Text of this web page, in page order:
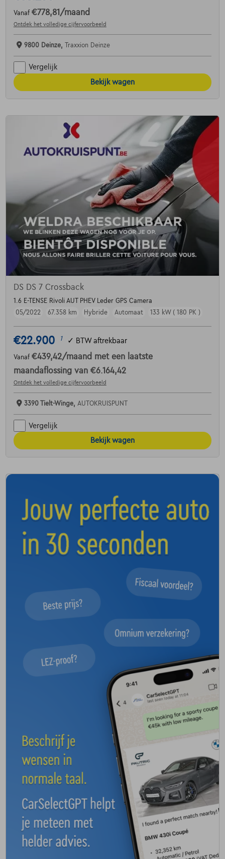
Vanaf €778,81 /maand
Ontdek het volledige cijfervoorbeeld
9800 Deinze, Traxxion Deinze
Vergelijk
Bekijk wagen
DS DS 7 Crossback
1.6 E-TENSE Rivoli AUT PHEV Leder GPS Camera
05/2022
67.358 km Hybride Automaat 133 kW ( 180 PK )
€22.900 1 ✓ BTW aftrekbaar
Vanaf €439,42/maand met een laatste
maandaflossing van €6.164,42
Ontdek het volledige cijfervoorbeeld
3390 Tielt-Winge, AUTOKRUISPUNT
Vergelijk
Bekijk wagen